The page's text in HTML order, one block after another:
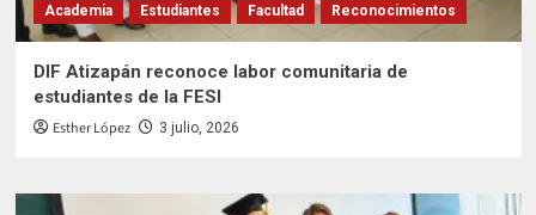
Academia Estudiantes Facultad Reconocimientos
DIF Atizapán reconoce labor comunitaria de
estudiantes de la FESI
Esther López 3 julio, 2026